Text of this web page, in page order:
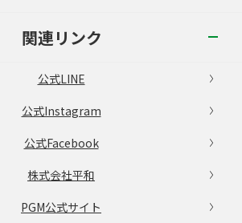
関連リンク
公式LINE
公式Instagram
公式Facebook
株式会社平和
PGM公式サイト